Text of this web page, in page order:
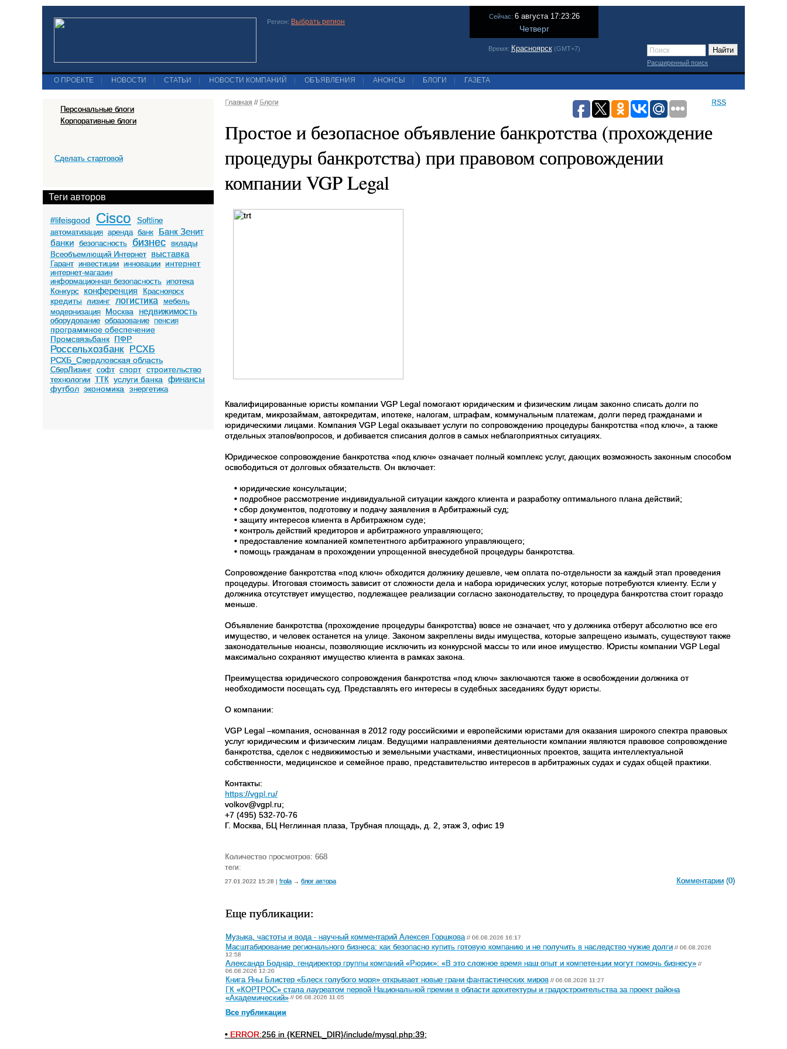
Регион: Выбрать регион
Сейчас: 6 августа 17:23:26
Четверг
Время: Красноярск(GMT+7)
Расширенный поиск
О ПРОЕКТЕ НОВОСТИ СТАТЬИ НОВОСТИ КОМПАНИЙ ОБЪЯВЛЕНИЯ АНОНСЫ БЛОГИ ГАЗЕТА
Персональные блоги
Корпоративные блоги
Сделать стартовой
Теги авторов
#lifeisgood Cisco
Softline
автоматизация аренда банк
Банк Зенит
банки безопасность бизнес
вклады
Всеобъемлющий Интернет
выставка
Гарант инвестиции инновации интернет
интернет-магазин
информационная безопасность ипотека
Конкурс
конференция Красноярск
кредиты лизинг логистика
мебель
модернизация
Москва недвижимость
оборудование образование пенсия
программное обеспечение
Промсвязьбанк ПФР
Россельхозбанк РСХБ
РСХБ_Свердловская область
СберЛизинг софт спорт строительство
технологии ТТК услуги банка финансы
футбол экономика энергетика
Главная // Блоги RSS
Простое и безопасное объявление банкротства (прохождение
процедуры банкротства) при правовом сопровождении
компании VGP Legal
Квалифицированные юристы компании VGP Legal помогают юридическим и физическим лицам законно списать долги по
кредитам, микрозаймам, автокредитам, ипотеке, налогам, штрафам, коммунальным платежам, долги перед гражданами и
юридическими лицами. Компания VGP Legal оказывает услуги по сопровождению процедуры банкротства «под ключ», а также
отдельных этапов/вопросов, и добивается списания долгов в самых неблагоприятных ситуациях.
Юридическое сопровождение банкротства «под ключ» означает полный комплекс услуг, дающих возможность законным способом
освободиться от долговых обязательств. Он включает:
• юридические консультации;
• подробное рассмотрение индивидуальной ситуации каждого клиента и разработку оптимального плана действий;
• сбор документов, подготовку и подачу заявления в Арбитражный суд;
• защиту интересов клиента в Арбитражном суде;
• контроль действий кредиторов и арбитражного управляющего;
• предоставление компанией компетентного арбитражного управляющего;
• помощь гражданам в прохождении упрощенной внесудебной процедуры банкротства.
Сопровождение банкротства «под ключ» обходится должнику дешевле, чем оплата по-отдельности за каждый этап проведения
процедуры. Итоговая стоимость зависит от сложности дела и набора юридических услуг, которые потребуются клиенту. Если у
должника отсутствует имущество, подлежащее реализации согласно законодательству, то процедура банкротства стоит гораздо
меньше.
Объявление банкротства (прохождение процедуры банкротства) вовсе не означает, что у должника отберут абсолютно все его
имущество, и человек останется на улице. Законом закреплены виды имущества, которые запрещено изымать, существуют также
законодательные нюансы, позволяющие исключить из конкурсной массы то или иное имущество. Юристы компании VGP Legal
максимально сохраняют имущество клиента в рамках закона.
Преимущества юридического сопровождения банкротства «под ключ» заключаются также в освобождении должника от
необходимости посещать суд. Представлять его интересы в судебных заседаниях будут юристы.
О компании:
VGP Legal –компания, основанная в 2012 году российскими и европейскими юристами для оказания широкого спектра правовых
услуг юридическим и физическим лицам. Ведущими направлениями деятельности компании являются правовое сопровождение
банкротства, сделок с недвижимостью и земельными участками, инвестиционных проектов, защита интеллектуальной
собственности, медицинское и семейное право, представительство интересов в арбитражных судах и судах общей практики.
Контакты:
https://vgpl.ru/
volkov@vgpl.ru;
+7 (495) 532-70-76
Г. Москва, БЦ Неглинная плаза, Трубная площадь, д. 2, этаж 3, офис 19
Количество просмотров: 668
теги:
27.01.2022 15:28 | frola → блог автора Комментарии (0)
Еще публикации:
Музыка, частоты и вода - научный комментарий Алексея Горшкова // 06.08.2026 16:17
Масштабирование регионального бизнеса: как безопасно купить готовую компанию и не получить в наследство чужие долги // 06.08.2026
12:58
Александр Боднар, гендиректор группы компаний «Рюрик»: «В это сложное время наш опыт и компетенции могут помочь бизнесу» //
06.08.2026 12:20
Книга Яны Блистер «Блеск голубого моря» открывает новые грани фантастических миров // 06.08.2026 11:27
ГК «КОРТРОС» стала лауреатом первой Национальной премии в области архитектуры и градостроительства за проект района
«Академический» // 06.08.2026 11:05
Все публикации
• ERROR:256 in {KERNEL_DIR}/include/mysql.php:39;